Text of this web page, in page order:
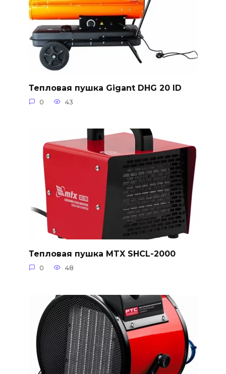
Тепловая пушка Gigant DHG 20 ID
0 43
Тепловая пушка MTX SHCL-2000
0 48